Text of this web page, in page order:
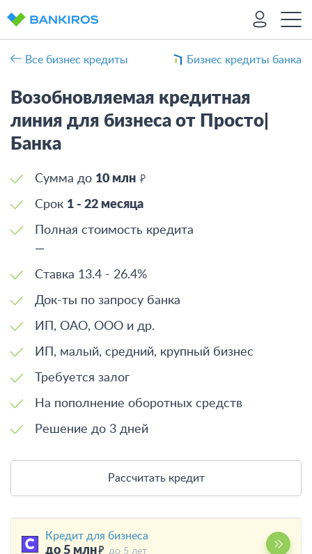
Все бизнес кредиты Бизнес кредиты банка
Возобновляемая кредитная
линия для бизнеса от Просто|
Банка
Сумма до 10 млн
Срок 1 - 22 месяца
Полная стоимость кредита
—
Ставка 13.4 - 26.4%
Док-ты по запросу банка
ИП, ОАО, ООО и др.
ИП, малый, средний, крупный бизнес
Требуется залог
На пополнение оборотных средств
Решение до 3 дней
Рассчитать кредит
Кредит для бизнеса
до 5 млн до 5 лет